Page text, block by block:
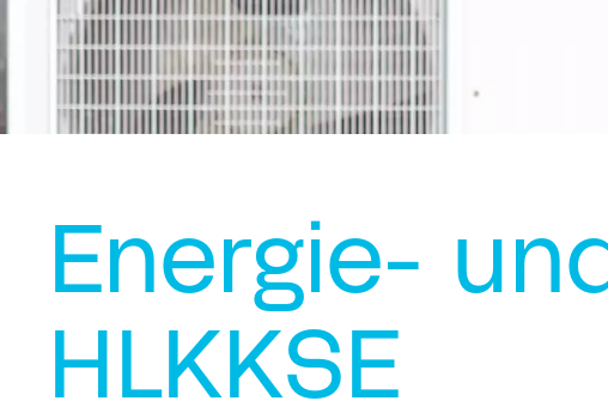
Energie-
HLKKSE